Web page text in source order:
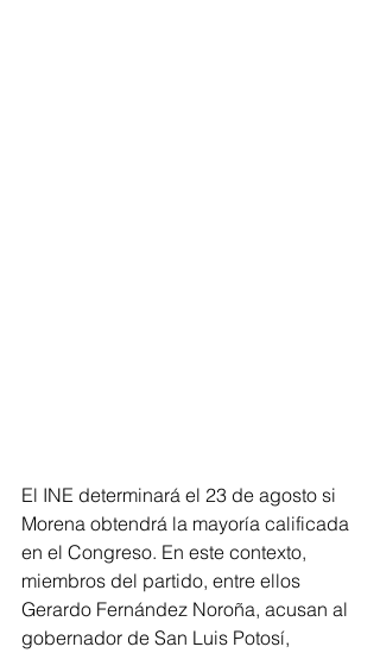
El INE determinará el 23 de agosto si
Morena obtendrá la mayoría calificada
en el Congreso. En este contexto,
miembros del partido, entre ellos
Gerardo Fernández Noroña, acusan al
gobernador de San Luis Potosí,